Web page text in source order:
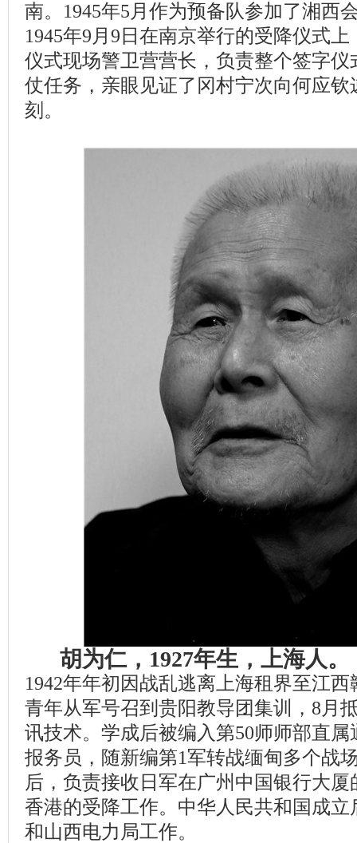
南。1945年5月作为预备队参加了湘西
1945年9月9日在南京举行的受降仪式
仪式现场警卫营营长，负责整个签字
仗任务，亲眼见证了冈村宁次向何应
刻。
胡为仁，1927年生，上海人
1942年年初因战乱逃离上海租界至江
青年从军号召到贵阳教导团集训，8月
讯技术。学成后被编入第50师师部直
报务员，随新编第1军转战缅甸多个战
后，负责接收日军在广州中国银行大
香港的受降工作。中华人民共和国成
和山西电力局工作。